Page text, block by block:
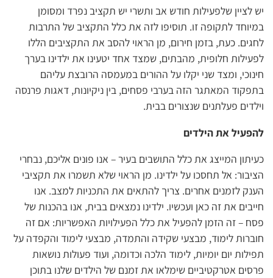
יש לציין שלפעילות חודש אב ותשרי יש תקציב נפרד ומסומן
במיוחד לתקופה זו. תוסיפו לזה את כלל התקציב של התרבות
לחגים. כעת, בזמן חירום, מן הראוי להסב את התקציבים הללו
לפעילות חלופית, מהבתים, שמצד אחד יטעינו את ילדינו בערך
חינוכי, ומצד שני יקלו על ההורים במעמסה הרובצת עליהם
בתפקוד המאתגר הזה בערבי פסחים, בין ניקיונות, דאגות פרנסה
וילדים פעלתנים שנצורים בבית.
להפעיל את הילדים
כעיתון המייצג את כלל התושבים בעיר – אנו פונים אליכם, נבחרי
הציבור: אל תחסכו על ילדינו. מן הראוי שלא תשמרו את תקציבי
הענק לזמנים אחרים. צריך להתאים את התכניות למצב. אנו
חייבים את זה כאן ועכשיו. ילדינו נמצאים בבית, אנו בהכנות של
פסח – זה הזמן להפעיל את כלל הפעילויות האפשריות: אם זה
חוברות לימוד, מבצעי שקידה והתמדה, מבצעי לימוד והקפדה על
תפילות יום יומיות, לימוד הלכה וכדומה, ועוד פעולות נושאות
פרסים אטרקטיביים שימלאו את זמנם של הילדים שלנו בתוכן